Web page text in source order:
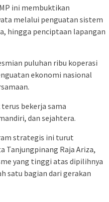
ini membuktikan
melalui penguatan sistem
hingga penciptaan lapangan
puluhan ribu koperasi
ekonomi nasional
bekerja sama
dan sejahtera.
strategis ini turut
Tanjungpinang Raja Ariza,
yang tinggi atas dipilihnya
satu bagian dari gerakan